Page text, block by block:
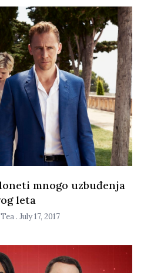
mnogo uzbuđenja
leta
July 17, 2017